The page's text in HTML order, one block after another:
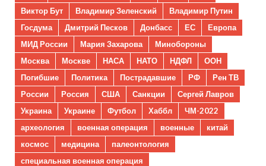
Виктор Бут
Владимир Зеленский
Владимир Путин
Госдума
Дмитрий Песков Донбасс ЕС
Европа
МИД России
Мария Захарова
Минобороны
Москва
Москве НАСА НАТО НДФЛ
ООН
Погибшие
Политика Пострадавшие РФ
Рен ТВ
России
Россия США Санкции
Сергей Лавров
Украина
Украине Футбол Хаббл
ЧМ-2022
археология
военная операция военные
китай
космос
медицина
палеонтология
специальная военная операция